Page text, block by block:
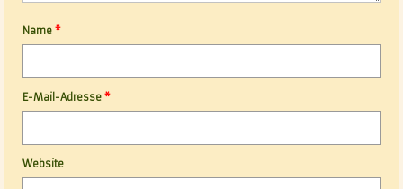
Name *
E-Mail-Adresse *
Website